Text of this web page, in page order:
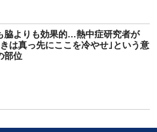
脇よりも効果的…熱中症研究者が
は真っ先にここを冷やせ｣という意
部位